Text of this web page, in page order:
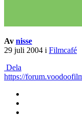
Av nisse
29 juli 2004 i Filmcafé
Dela
https://